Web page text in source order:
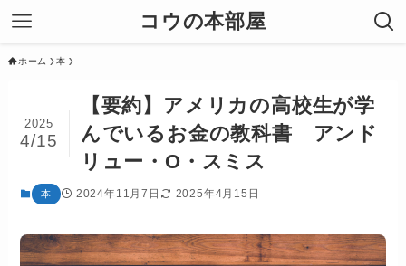
コウの本部屋
ホーム 本
【要約】アメリカの高校生が学
んでいるお金の教科書 アンド
リュー・O・スミス
2025
4/15
本 2024年11月7日 2025年4月15日